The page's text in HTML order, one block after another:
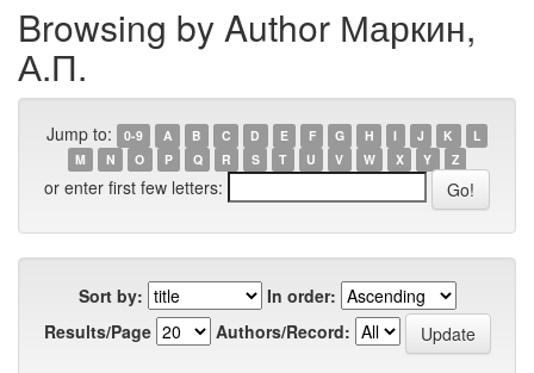
Browsing by Author Маркин,
А.П.
Jump to: 0-9 A B C D E F G H I J K
L
M
N O P Q R S T U V W X Y Z
or enter first few letters:
Sort by:
In order:
Results/Page
Authors/Record: